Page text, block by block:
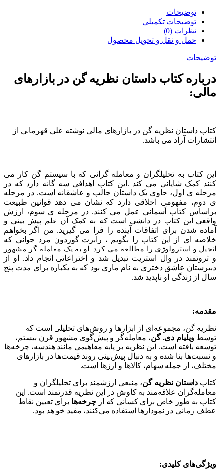
توضیحات
توضیحات تکمیلی
نظرات (0)
حمل و نقل و تحویل محصول
توضیحات
درباره کتاب داستان نظریه گن در بازارهای
مالی:
کتاب داستان نظریه گن در بازارهای مالی نوشته علی قهرمانی از
انتشارات آراد می باشد.
این کتاب به تحلیلگران و معامله گرانی که با سیستم گن کار می
کنند کمک شایانی می کند‌ .این کتاب اهدافی سه گانه دارد که در
مرحله ی اول، حاوی یک داستان جالب و عاشقانه است. در مرحله
ی دوم، مفهومی اخلاقی دارد که نشان می دهد قوانین طبیعت
براساس کتاب آسمانی عمل می کنند. در مرحله ی سوم، ارزش
واقعی این کتاب در دانشی است که به کمک آن علم پیش بینی و
آماده شدن برای اتفاقات آینده را فرا می گیرید. من اگر بخواهم
خلاصه ای از این کتاب را بگویم ، رابرت گوردون مرد جوانی که
انجیل و استرولوژی را مطالعه می کرد. او به یک معامله گر مشهور
و ثروتمند در وال استریت تبدیل شد و اختراعاتی انجام داد. او از
دبیرستان عاشق دختری به نام ماری بود که به یکباره برای مدت پنج
سال از زندگی او ناپدید شد.
مقدمه:
نظریه گن، مجموعه‌ای از ابزارها و روش‌های تحلیلی است که
توسط ویلیام دی. گن، معامله‌گر و پیش‌گوی مشهور قرن بیستم،
توسعه یافته است. این نظریه بر پایه مفاهیمی مانند هندسه، چرخه‌ها
و نسبت‌ها بنا شده و به دنبال پیش‌بینی روند قیمت‌ها در بازارهای
مختلف، از جمله سهام، کالاها و ارزها است.
کتاب داستان نظریه گن، منبعی ارزشمند برای تحلیلگران و
معامله‌گران علاقه‌مند به کاوش در این نظریه قدرتمند است. این
کتاب به طور خاص برای کسانی که از چرخه‌ها برای تعیین نقاط
عطف زمانی در نمودارها استفاده می‌کنند، مفید خواهد بود.
ویژگی‌های کلیدی: